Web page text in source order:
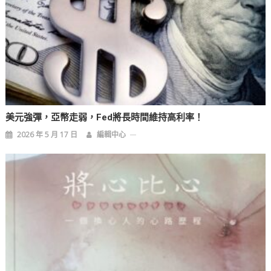
美元強彈，亞幣走弱，Fed將長時間維持高利率！
2026 年 5 月 17 日 編輯中心